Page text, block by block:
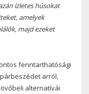
ízletes húsokat
amelyek
majd ezeket
fenntarthatósági
arról,
alternatívái